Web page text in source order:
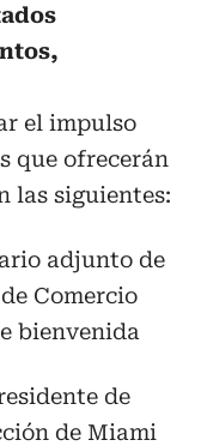
el impulso
que ofrecerán
las siguientes:
adjunto de
Comercio
bienvenida
de
de Miami